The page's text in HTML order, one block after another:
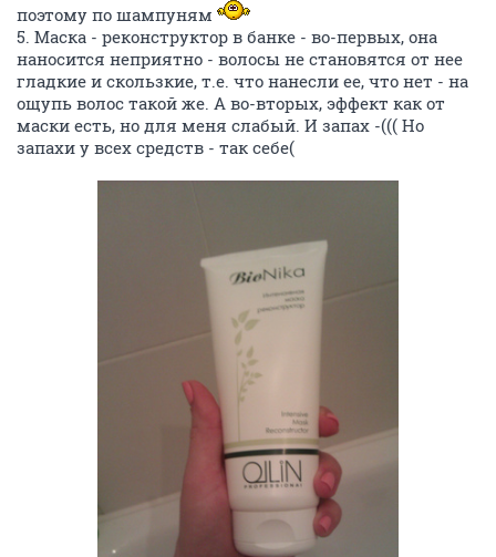
поэтому по шампуням
5. Маска - реконструктор в банке - во-первых, она
наносится неприятно - волосы не становятся от нее
гладкие и скользкие, т.е. что нанесли ее, что нет - на
ощупь волос такой же. А во-вторых, эффект как от
маски есть, но для меня слабый. И запах -((( Но
запахи у всех средств - так себе(